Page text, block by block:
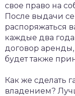
свое право на
После выдачи
распоряжаться
каждые два
договор
будет также
Как же сделать
владением?